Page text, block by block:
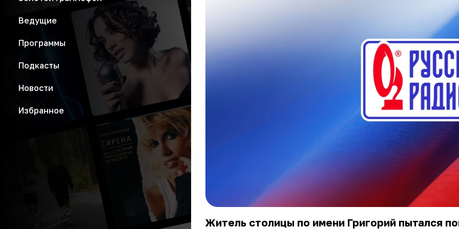
Ведущие
Программы
Подкасты
Новости
Избранное
Житель столицы по имени Григорий пытался